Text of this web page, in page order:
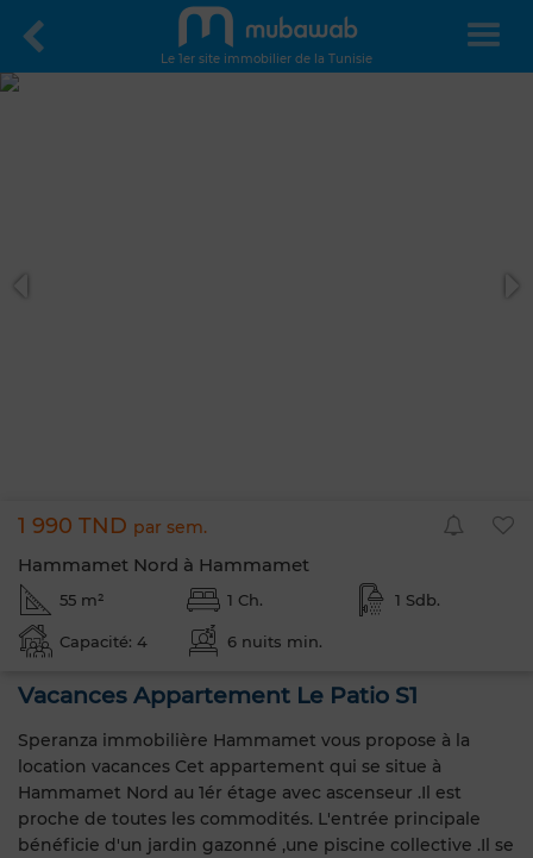
Le 1er site immobilier de la Tunisie
1 990 TND par sem.
Hammamet Nord à Hammamet
55 m² 1 Ch. 1 Sdb.
Capacité: 4 6 nuits min.
Vacances Appartement Le Patio S1
Speranza immobilière Hammamet vous propose à la
location vacances Cet appartement qui se situe à
Hammamet Nord au 1ér étage avec ascenseur .Il est
proche de toutes les commodités. L'entrée principale
bénéficie d'un jardin gazonné ,une piscine collective .Il se